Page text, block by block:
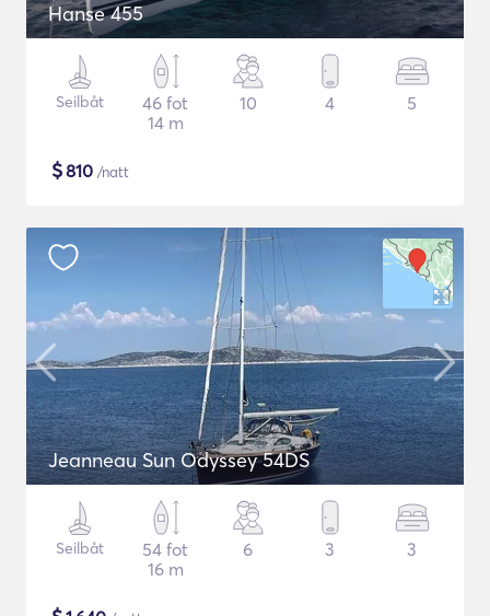
Hanse 455
Seilbåt
46 fot
14 m
10 4 5
$810 /natt
Jeanneau Sun Odyssey 54DS
Seilbåt
54 fot
16 m
6 3 3